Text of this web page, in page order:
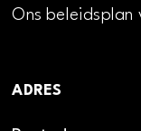
Ons
ADRES